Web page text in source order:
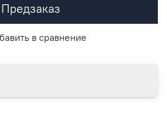
Предзаказ
в сравнение